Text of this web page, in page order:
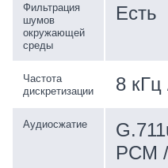
Фильтрация
шумов
окружающей
среды
Есть
Частота
дискретизации
8 кГц
Аудиосжатие
PCM